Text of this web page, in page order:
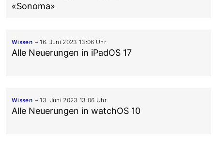
«Sonoma»
Wissen 16. Juni 2023 13:06 Uhr
Alle Neuerungen in iPadOS 17
Wissen 13. Juni 2023 13:06 Uhr
Alle Neuerungen in watchOS 10